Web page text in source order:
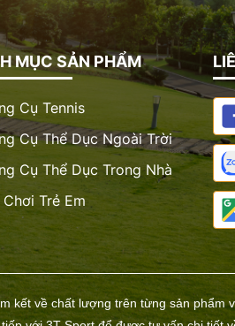
MỤC SẢN PHẨM
Cụ Tennis
Cụ Thể Dục Ngoài Trời
Cụ Thể Dục Trong Nhà
Trẻ Em
kết về chất lượng trên từng sản phẩm